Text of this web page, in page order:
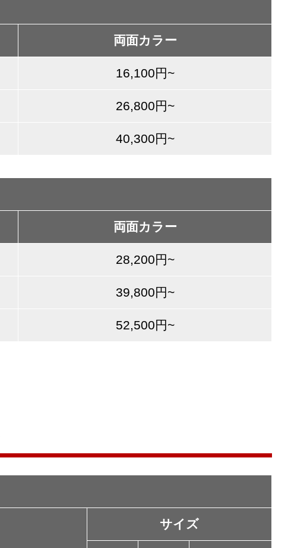
両面カラー
16,100円~
26,800円~
40,300円~
両面カラー
28,200円~
39,800円~
52,500円~
サイズ